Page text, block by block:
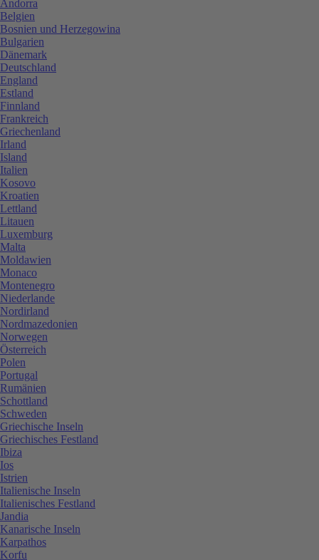
Andorra
Belgien
Bosnien und Herzegowina
Bulgarien
Dänemark
Deutschland
England
Estland
Finnland
Frankreich
Griechenland
Irland
Island
Italien
Kosovo
Kroatien
Lettland
Litauen
Luxemburg
Malta
Moldawien
Monaco
Montenegro
Niederlande
Nordirland
Nordmazedonien
Norwegen
Österreich
Polen
Portugal
Rumänien
Schottland
Schweden
Griechische Inseln
Griechisches Festland
Ibiza
Ios
Istrien
Italienische Inseln
Italienisches Festland
Jandia
Kanarische Inseln
Karpathos
Korfu